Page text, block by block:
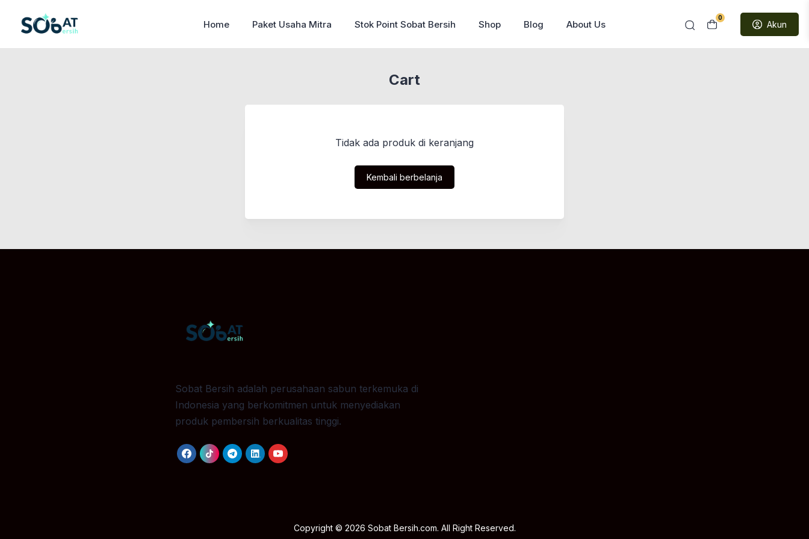
0
Akun
Home Paket Usaha Mitra Stok Point Sobat Bersih Shop Blog About Us
Cart
Tidak ada produk di keranjang
Kembali berbelanja
Sobat Bersih adalah perusahaan sabun terkemuka di
Indonesia yang berkomitmen untuk menyediakan
produk pembersih berkualitas tinggi.
Copyright © 2026 Sobat Bersih.com. All Right Reserved.